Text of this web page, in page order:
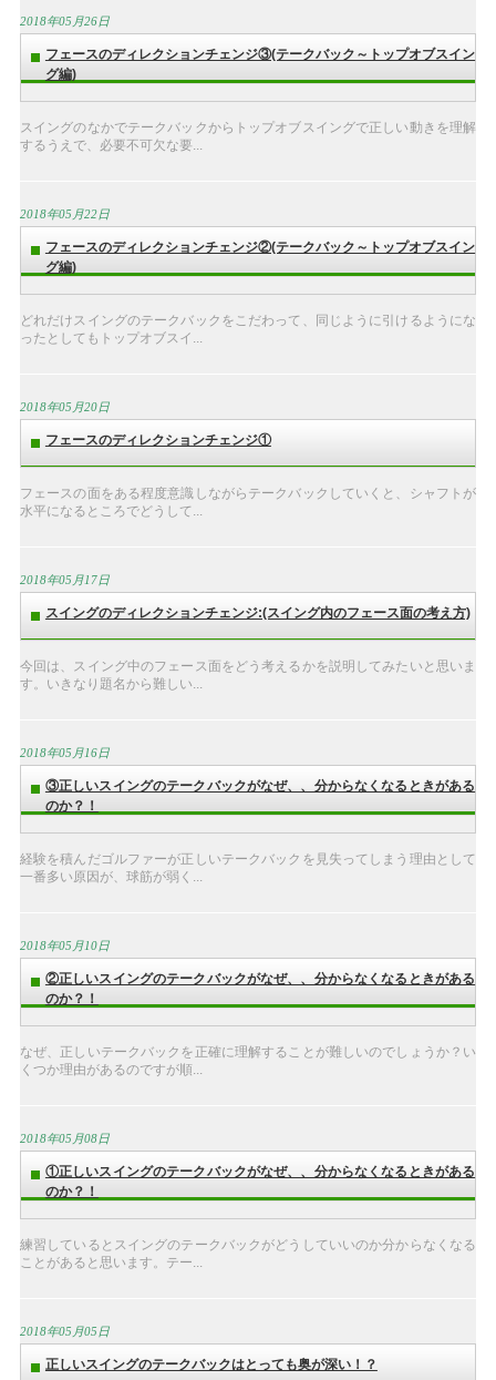
2018年05月26日
フェースのディレクションチェンジ③(テークバック～トップオブスイン
グ編)
スイングのなかでテークバックからトップオブスイングで正しい動きを理解
するうえで、必要不可欠な要...
2018年05月22日
フェースのディレクションチェンジ②(テークバック～トップオブスイン
グ編)
どれだけスイングのテークバックをこだわって、同じように引けるようにな
ったとしてもトップオブスイ...
2018年05月20日
フェースのディレクションチェンジ①
フェースの面をある程度意識しながらテークバックしていくと、シャフトが
水平になるところでどうして...
2018年05月17日
スイングのディレクションチェンジ:(スイング内のフェース面の考え方)
今回は、スイング中のフェース面をどう考えるかを説明してみたいと思いま
す。いきなり題名から難しい...
2018年05月16日
③正しいスイングのテークバックがなぜ、、分からなくなるときがある
のか？！
経験を積んだゴルファーが正しいテークバックを見失ってしまう理由として
一番多い原因が、球筋が弱く...
2018年05月10日
②正しいスイングのテークバックがなぜ、、分からなくなるときがある
のか？！
なぜ、正しいテークバックを正確に理解することが難しいのでしょうか？い
くつか理由があるのですが順...
2018年05月08日
①正しいスイングのテークバックがなぜ、、分からなくなるときがある
のか？！
練習しているとスイングのテークバックがどうしていいのか分からなくなる
ことがあると思います。テー...
2018年05月05日
正しいスイングのテークバックはとっても奥が深い！？